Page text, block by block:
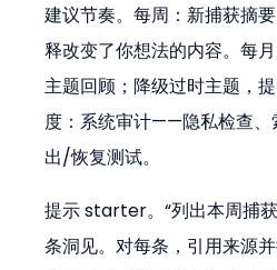
建议节奏。每周：新捕获摘
释改变了你想法的内容。每
主题回顾；降级过时主题，
度：系统审计——隐私检查、
出/恢复测试。
提示 starter。“列出本周捕
条洞见。对每条，引用来源